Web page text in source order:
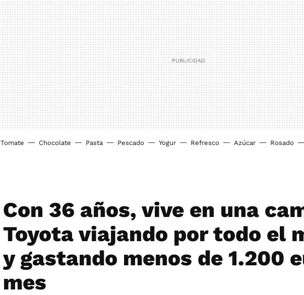
Tomate Chocolate Pasta Pescado Yogur Refresco Azúcar Rosado
Con 36 años, vive en una
Toyota viajando por todo el
y gastando menos de 1.200
mes